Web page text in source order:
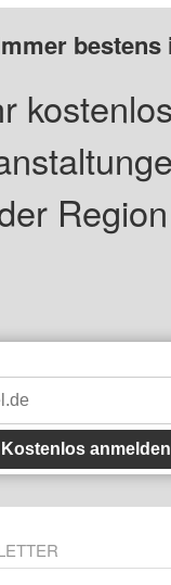
Kostenlos anmelden